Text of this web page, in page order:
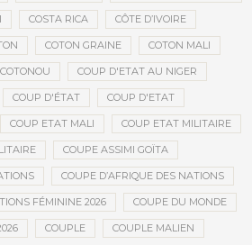
COSTA RICA CÔTE D’IVOIRE
COTON GRAINE COTON MALI
COTONOU COUP D'ETAT AU NIGER
COUP D'ÉTAT COUP D'ETAT
COUP ETAT MALI COUP ETAT MILITAIRE
COUPE ASSIMI GOÏTA
COUPE D’AFRIQUE DES NATIONS
FÉMININE 2026 COUPE DU MONDE
COUPLE COUPLE MALIEN